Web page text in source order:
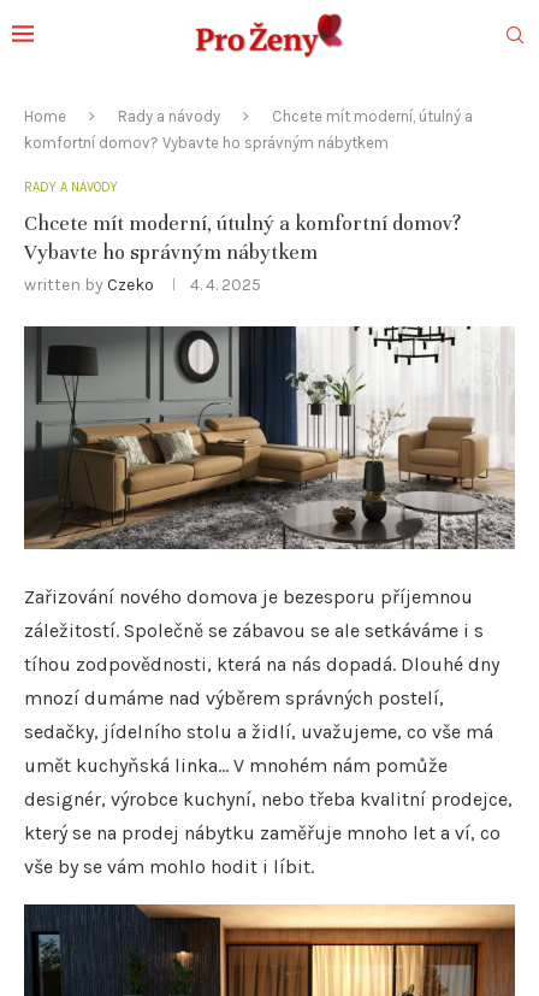
Home Rady a návody
Chcete mít moderní, útulný a
komfortní domov? Vybavte ho správným nábytkem
RADY A NÁVODY
Chcete mít moderní, útulný a komfortní domov?
Vybavte ho správným nábytkem
written by Czeko 4. 4. 2025
Zařizování nového domova je bezesporu příjemnou
záležitostí. Společně se zábavou se ale setkáváme i s
tíhou zodpovědnosti, která na nás dopadá. Dlouhé dny
mnozí dumáme nad výběrem správných postelí,
sedačky, jídelního stolu a židlí, uvažujeme, co vše má
umět kuchyňská linka… V mnohém nám pomůže
designér, výrobce kuchyní, nebo třeba kvalitní prodejce,
který se na prodej nábytku zaměřuje mnoho let a ví, co
vše by se vám mohlo hodit i líbit.